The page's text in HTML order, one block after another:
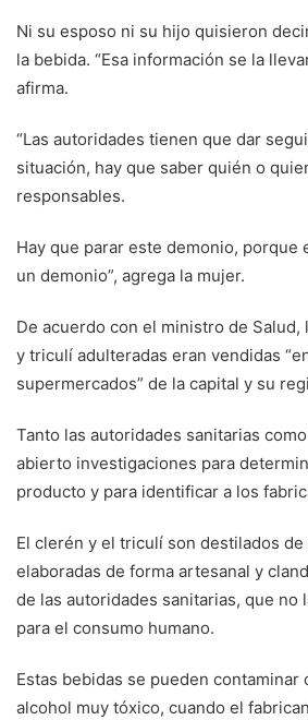
Ni su esposo ni su hijo quisieron
la bebida. “Esa información se la
afirma.
“Las autoridades tienen que dar
situación, hay que saber quién o
responsables.
Hay que parar este demonio, porque
un demonio”, agrega la mujer.
De acuerdo con el ministro de
y triculí adulteradas eran vendidas
supermercados” de la capital y su
Tanto las autoridades sanitarias
abierto investigaciones para
producto y para identificar a los
El clerén y el triculí son destilados de
elaboradas de forma artesanal y
de las autoridades sanitarias, que no
para el consumo humano.
Estas bebidas se pueden contaminar
alcohol muy tóxico, cuando el